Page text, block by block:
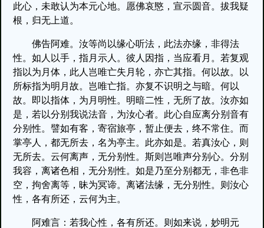
此心，未敢认为本元心地。愿佛哀愍，宣示圆音。拔我疑
根，归无上道。
佛告阿难。汝等尚以缘心听法，此法亦缘，非得法
性。如人以手，指月示人。彼人因指，当应看月。若复观
指以为月体，此人岂唯亡失月轮，亦亡其指。何以故。以
所标指为明月故。岂唯亡指。亦复不识明之与暗。何以
故。即以指体，为月明性。明暗二性，无所了故。汝亦如
是，若以分别我说法音，为汝心者。此心自应离分别音有
分别性。譬如有客，寄宿旅亭，暂止便去，终不常住。而
掌亭人，都无所去，名为亭主。此亦如是。若真汝心，则
无所去。云何离声，无分别性。斯则岂唯声分别心。分别
我容，离诸色相，无分别性。如是乃至分别都无，非色非
空，拘舍离等，昧为冥谛。离诸法缘，无分别性。则汝心
性，各有所还，云何为主。
阿难言：若我心性，各有所还。则如来说，妙明元